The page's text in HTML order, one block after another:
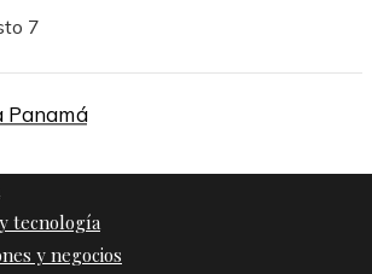
7
tecnología
y negocios